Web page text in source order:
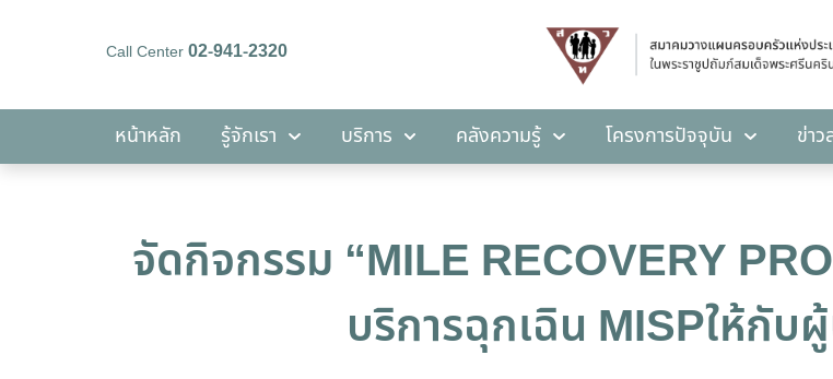
Call Center02-941-2320
หน้าหลัก รู้จักเรา บริการ คลังความรู้ โครงการปัจจุบัน ข่าว
คลังความรู้ โครงการปัจจุบัน
จัดกิจกรรม “MILE RECOVERY
บริการฉุกเฉิน MISPให้กับ